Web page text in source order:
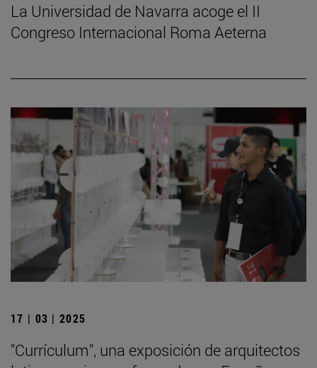
La Universidad de Navarra acoge el II
Congreso Internacional Roma Aeterna
17 | 03 | 2025
"Currículum", una exposición de arquitectos